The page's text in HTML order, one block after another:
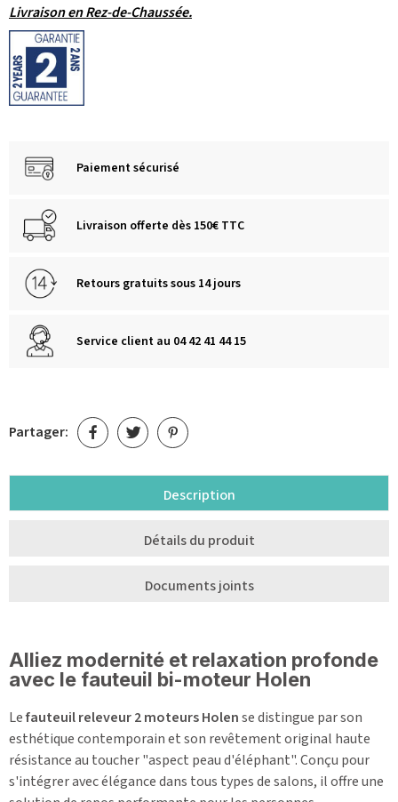
Livraison en Rez-de-Chaussée.
Paiement sécurisé
Livraison offerte dès 150€ TTC
Retours gratuits sous 14 jours
Service client au 04 42 41 44 15
Partager:
Description
Détails du produit
Documents joints
Alliez modernité et relaxation profonde
avec le fauteuil bi-moteur Holen
Lefauteuil releveur 2 moteurs Holense distingue par son
esthétique contemporain et son revêtement original haute
résistance au toucher "aspect peau d'éléphant". Conçu pour
s'intégrer avec élégance dans tous types de salons, il offre une